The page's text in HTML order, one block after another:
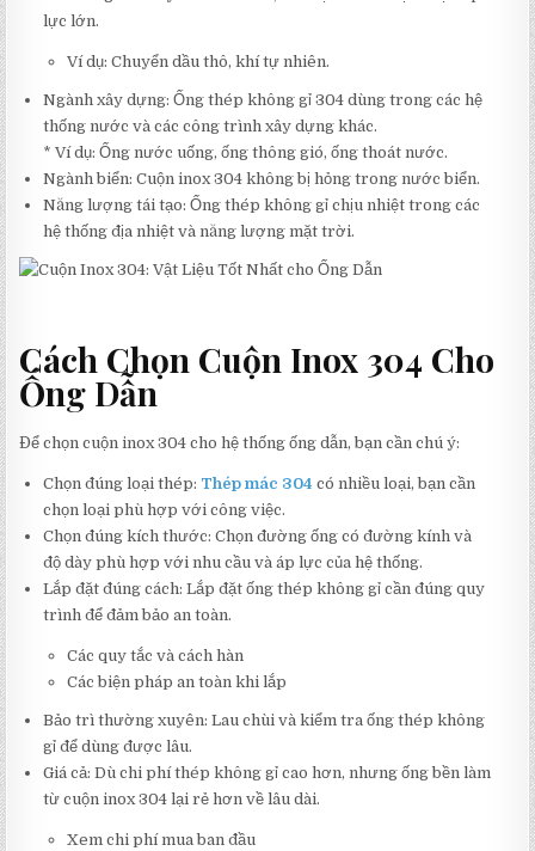
lực lớn.
Ví dụ: Chuyển dầu thô, khí tự nhiên.
Ngành xây dựng: Ống thép không gỉ 304 dùng trong các hệ
thống nước và các công trình xây dựng khác.
* Ví dụ: Ống nước uống, ống thông gió, ống thoát nước.
Ngành biển: Cuộn inox 304 không bị hỏng trong nước biển.
Năng lượng tái tạo: Ống thép không gỉ chịu nhiệt trong các
hệ thống địa nhiệt và năng lượng mặt trời.
Cách Chọn Cuộn Inox 304 Cho
Ống Dẫn
Để chọn cuộn inox 304 cho hệ thống ống dẫn, bạn cần chú ý:
Chọn đúng loại thép: Thép mác 304 có nhiều loại, bạn cần
chọn loại phù hợp với công việc.
Chọn đúng kích thước: Chọn đường ống có đường kính và
độ dày phù hợp với nhu cầu và áp lực của hệ thống.
Lắp đặt đúng cách: Lắp đặt ống thép không gỉ cần đúng quy
trình để đảm bảo an toàn.
Các quy tắc và cách hàn
Các biện pháp an toàn khi lắp
Bảo trì thường xuyên: Lau chùi và kiểm tra ống thép không
gỉ để dùng được lâu.
Giá cả: Dù chi phí thép không gỉ cao hơn, nhưng ống bền làm
từ cuộn inox 304 lại rẻ hơn về lâu dài.
Xem chi phí mua ban đầu